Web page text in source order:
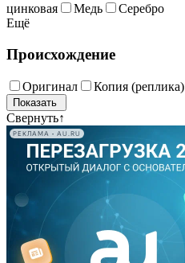
цинковая
Медь
Серебро
Ещё
Происхождение
Оригинал Копия (реплика)
Свернуть↑
РЕКЛАМА • AU.RU